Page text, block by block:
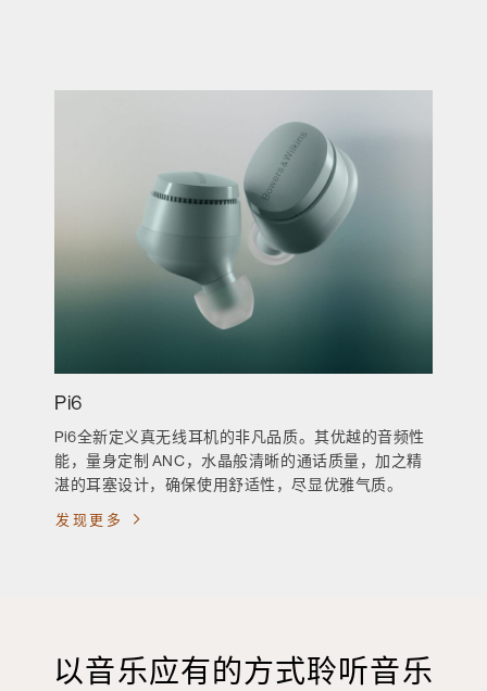
Pi6
Pi6全新定义真无线耳机的非凡品质。其优越的音频性
能，量身定制 ANC，水晶般清晰的通话质量，加之精
湛的耳塞设计，确保使用舒适性，尽显优雅气质。
发现更多
以音乐应有的方式聆听音乐